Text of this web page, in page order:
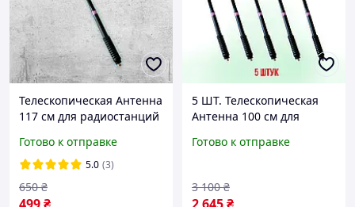
Телескопическая Антенна
117 см для радиостанций
DP4800,DP4400,DP4600,DP
4800e,DP4400e, DP4600e
Готово к отправке
5.0 (3)
650 ₴
5 ШТ. Телескопическая
Антенна 100 см для
MOTOROLA
4800e,DP4400e, DP4600e
Готово к отправке
3 100 ₴